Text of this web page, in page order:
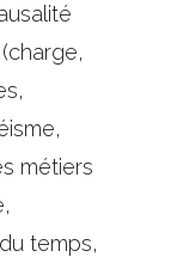
métiers
temps,